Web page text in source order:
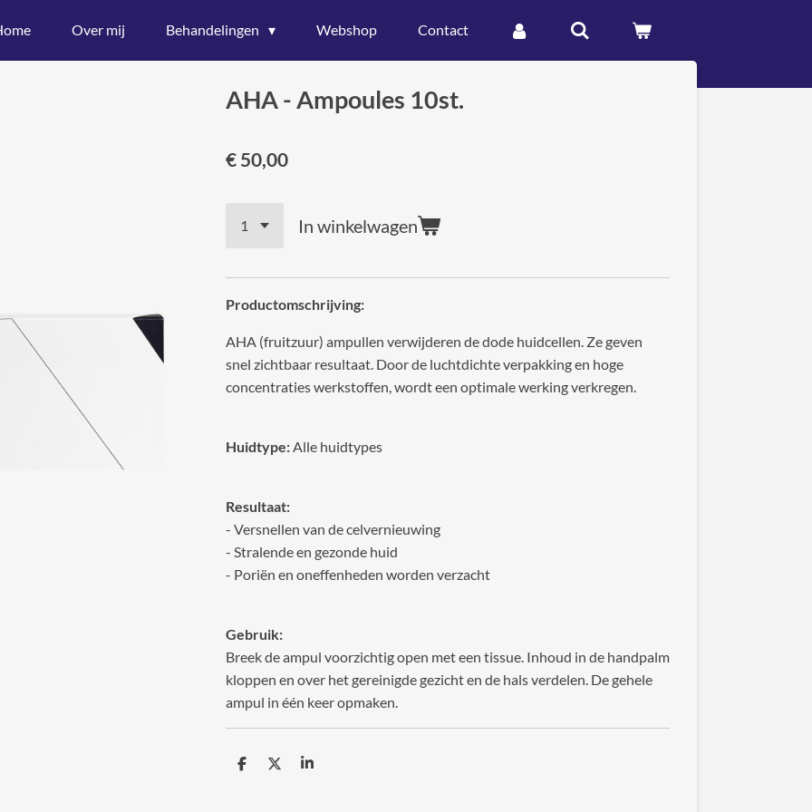
Over mij Behandelingen Webshop Contact
AHA - Ampoules 10st.
€ 50,00
In winkelwagen
Productomschrijving:
AHA (fruitzuur) ampullen verwijderen de dode huidcellen. Ze geven
snel zichtbaar resultaat. Door de luchtdichte verpakking en hoge
concentraties werkstoffen, wordt een optimale werking verkregen.
Huidtype:Alle huidtypes
Resultaat:
- Versnellen van de celvernieuwing
- Stralende en gezonde huid
- Poriën en oneffenheden worden verzacht
Gebruik:
Breek de ampul voorzichtig open met een tissue. Inhoud in de handpalm
kloppen en over het gereinigde gezicht en de hals verdelen. De gehele
ampul in één keer opmaken.
D
D
S